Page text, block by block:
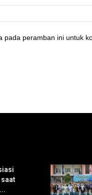
peramban ini untuk
saat